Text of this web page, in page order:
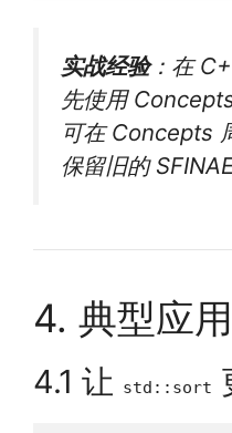
实战经验：在
先使用
可在 Concepts
保留旧的 SFINAE
4. 典型应
4.1 让 std::sort